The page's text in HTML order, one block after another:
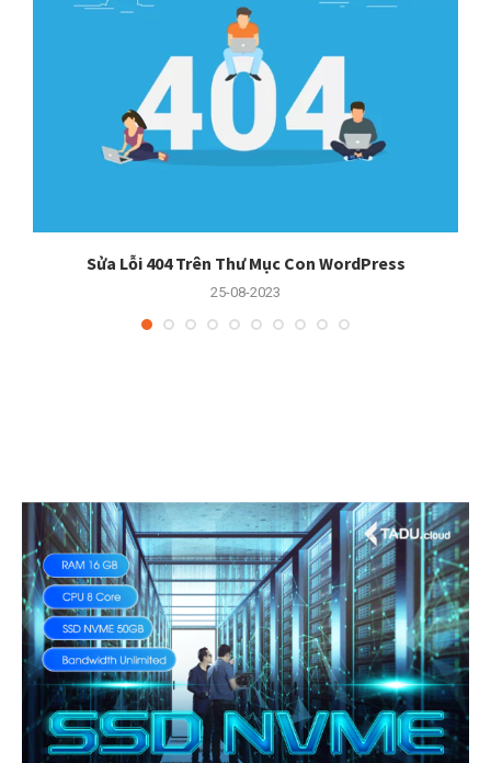
Sửa Lỗi 404 Trên Thư Mục Con WordPress
25-08-2023